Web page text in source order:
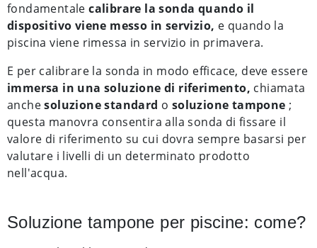
fondamentalecalibrare la sonda quando il
dispositivo viene messo in servizio, e quando la
piscina viene rimessa in servizio in primavera.
E per calibrare la sonda in modo efficace, deve essere
immersa in una soluzione di riferimento, chiamata
anchesoluzione standard o soluzione tampone ;
questa manovra consentira alla sonda di fissare il
valore di riferimento su cui dovra sempre basarsi per
valutare i livelli di un determinato prodotto
nell'acqua.
Soluzione tampone per piscine: come?